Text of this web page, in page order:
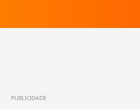
PUBLICIDADE